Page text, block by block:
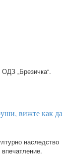
„Брезичка“.
вижте как да
наследство